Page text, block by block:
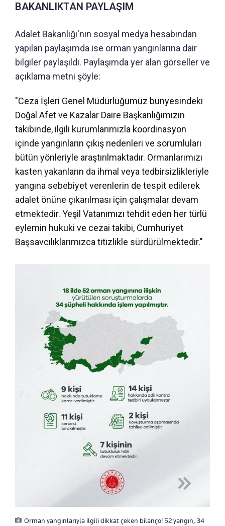
BAKANLIKTAN PAYLAŞIM
Adalet Bakanlığı'nın sosyal medya hesabından
yapılan paylaşımda ise orman yangınlarına dair
bilgiler paylaşıldı. Paylaşımda yer alan görseller ve
açıklama metni şöyle:
"Ceza İşleri Genel Müdürlüğümüz bünyesindeki
Doğal Afet ve Kazalar Daire Başkanlığımızın
takibinde, ilgili kurumlarımızla koordinasyon
içinde yangınların çıkış nedenleri ve sorumluları
bütün yönleriyle araştırılmaktadır. Ormanlarımızı
kasten yakanların da ihmal veya tedbirsizlikleriyle
yangına sebebiyet verenlerin de tespit edilerek
adalet önüne çıkarılması için çalışmalar devam
etmektedir. Yeşil Vatanımızı tehdit eden her türlü
eylemin hukuki ve cezai takibi, Cumhuriyet
Başsavcılıklarımızca titizlikle sürdürülmektedir."
Orman yangınlarıyla ilgili dikkat çeken bilanço! 52 yangın, 34